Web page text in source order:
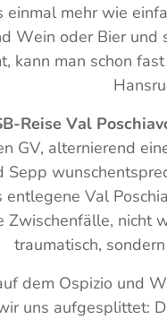
mehr wie
Wein oder Bier und
kann man schon
Reise Val
GV, alternierend
Sepp
entlegene Val
Zwischenfälle, nicht
traumatisch,
dem Ospizio und
uns aufgesplittet: